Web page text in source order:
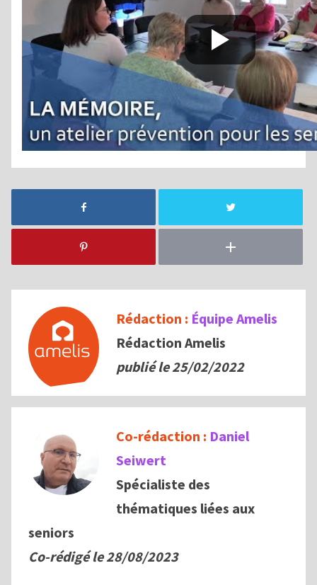
Rédaction : Équipe Amelis
Rédaction Amelis
publié le 25/02/2022
Co-rédaction : Daniel
Seiwert
Spécialiste des
thématiques liées aux
seniors
Co-rédigé le28/08/2023